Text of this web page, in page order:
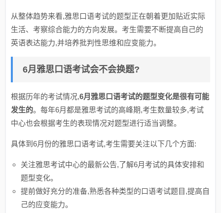
从整体趋势来看,雅思口语考试的题型正在朝着更加贴近实际
生活、考察综合能力的方向发展。考生需要不断提高自己的
英语表达能力,并培养批判性思维和应变能力。
6月雅思口语考试会不会换题?
根据历年的考试情况,6月雅思口语考试的题型变化是很有可能
发生的。每年6月都是雅思考试的高峰期,考生数量较多,考试
中心也会根据考生的表现情况对题型进行适当调整。
具体到6月份的雅思口语考试,考生需要关注以下几个方面:
关注雅思考试中心的最新公告,了解6月考试的具体安排和
题型变化。
提前做好充分的准备,熟悉各种类型的口语考试题目,提高自
己的应变能力。